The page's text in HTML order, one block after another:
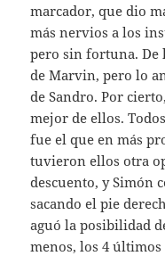
marcador, que dio
más nervios a los
pero sin fortuna. De
de Marvin, pero lo
de Sandro. Por
mejor de ellos.
fue el que en más
tuvieron ellos otra
descuento, y Simón
sacando el pie
aguó la posibilidad
menos, los 4